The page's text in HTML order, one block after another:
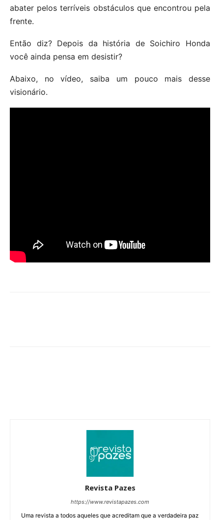
abater pelos terríveis obstáculos que encontrou pela
frente.
Então diz? Depois da história de Soichiro Honda
você ainda pensa em desistir?
Abaixo, no vídeo, saiba um pouco mais desse
visionário.
Revista Pazes
https://www.revistapazes.com
Uma revista a todos aqueles que acreditam que a verdadeira paz